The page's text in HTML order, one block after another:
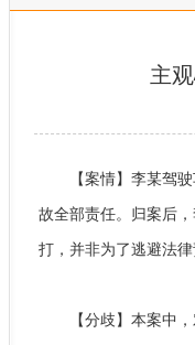
主
【案情】李某驾驶
故全部责任。归案后
打，并非为了逃避法律
【分歧】本案中，